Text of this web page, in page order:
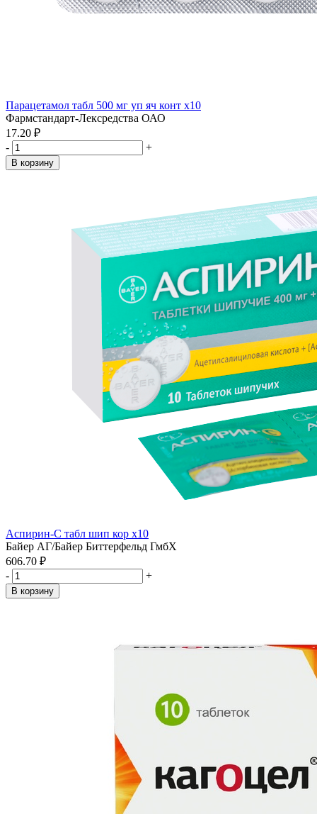
Парацетамол табл 500 мг уп яч конт x10
Фармстандарт-Лексредства ОАО
17.20 ₽
-
+
В корзину
Аспирин-С табл шип кор x10
Байер АГ/Байер Биттерфельд ГмбХ
606.70 ₽
-
+
В корзину